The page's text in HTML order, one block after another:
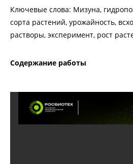
Ключевые слова: Мизуна,
сорта растений, урожайность,
растворы, эксперимент, рост
Содержание работы